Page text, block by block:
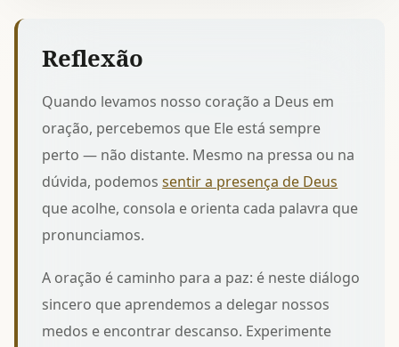
Reflexão
Quando levamos nosso coração a Deus em
oração, percebemos que Ele está sempre
perto — não distante. Mesmo na pressa ou na
dúvida, podemossentir a presença de Deus
que acolhe, consola e orienta cada palavra que
pronunciamos.
A oração é caminho para a paz: é neste diálogo
sincero que aprendemos a delegar nossos
medos e encontrar descanso. Experimente